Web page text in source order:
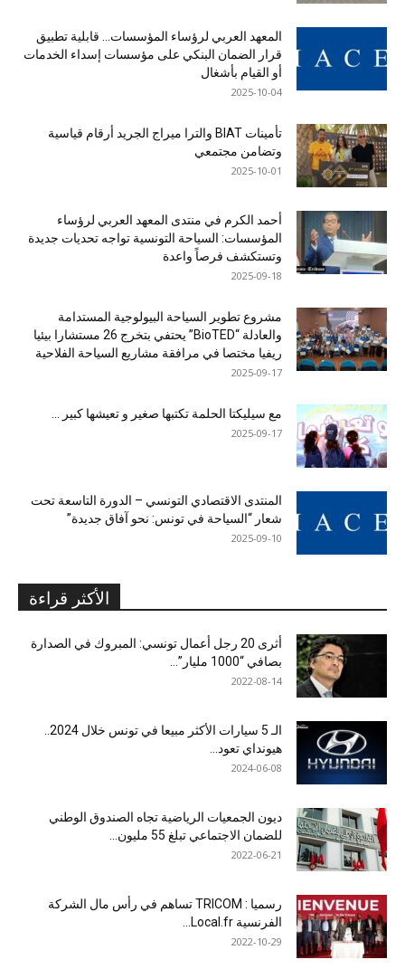
المعهد العربي لرؤساء المؤسسات… قابلية تطبيق
قرار الضمان البنكي على مؤسسات إسداء الخدمات
أو القيام بأشغال
2025-10-04
تأمينات BIAT والترا ميراج الجريد أرقام قياسية
وتضامن مجتمعي
2025-10-01
أحمد الكرم في منتدى المعهد العربي لرؤساء
المؤسسات: السياحة التونسية تواجه تحديات جديدة
وتستكشف فرصاً واعدة
2025-09-18
مشروع تطوير السياحة البيولوجية المستدامة
والعادلة “BioTED” يحتفي بتخرج 26 مستشارا بيئيا
ريفيا مختصا في مرافقة مشاريع السياحة الفلاحية
2025-09-17
مع سيليكتا الحلمة تكتبها صغير و تعيشها كبير …
2025-09-17
المنتدى الاقتصادي التونسي – الدورة التاسعة تحت
شعار “السياحة في تونس: نحو آفاق جديدة”
2025-09-10
الأكثر قراءة
أثرى 20 رجل أعمال تونسي: المبروك في الصدارة
بصافي “1000 مليار”...
2022-08-14
هيونداي تعود...
2024-06-08
ديون الجمعيات الرياضية تجاه الصندوق الوطني
للضمان الاجتماعي تبلغ 55 مليون...
2022-06-21
رسميا : TRICOM تساهم في رأس مال الشركة
الفرنسية Local.fr...
2022-10-29